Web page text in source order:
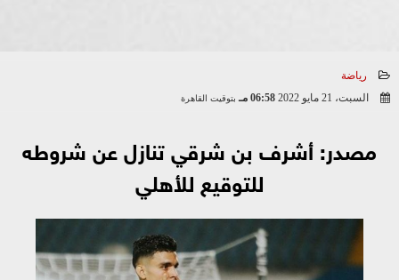
رياضة
السبت، 21 مايو 2022
06:58 مـ بتوقيت القاهرة
مصدر: أشرف بن شرقي تنازل عن شروطه
للتوقيع للأهلي